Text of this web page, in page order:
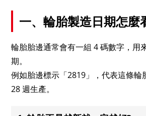
一、輪胎製造日期怎麼
輪胎胎邊通常會有一組 4 碼數字，用
期。
例如胎邊標示「2819」，代表這條輪
28 週生產。